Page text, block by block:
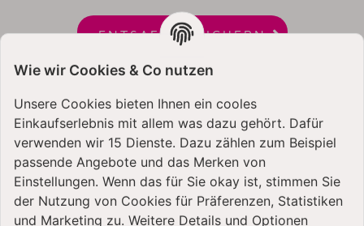

ENTSAFTER SICHERN
Wie wir Cookies & Co nutzen
Unsere Cookies bieten Ihnen ein cooles
Einkaufserlebnis mit allem was dazu gehört. Dafür
verwenden wir 15 Dienste. Dazu zählen zum Beispiel
passende Angebote und das Merken von
Einstellungen. Wenn das für Sie okay ist, stimmen Sie
der Nutzung von Cookies für Präferenzen, Statistiken
und Marketing zu. Weitere Details und Optionen